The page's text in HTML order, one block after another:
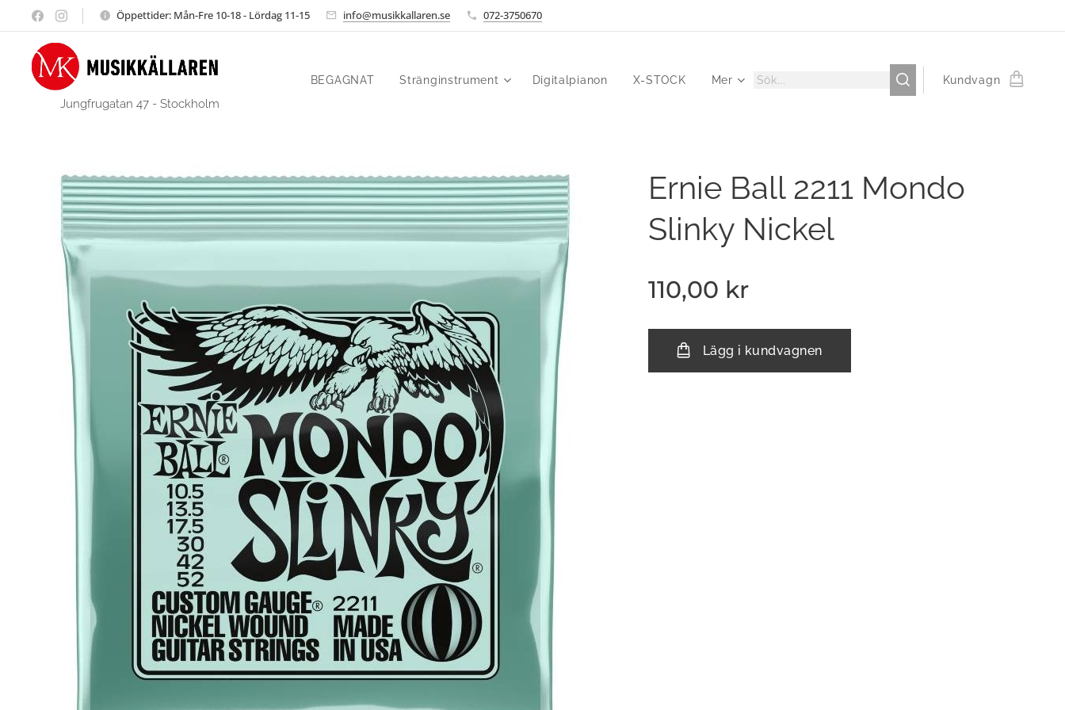
Öppettider: Mån-Fre 10-18 - Lördag 11-15 info@musikkallaren.se 072-3750670
Jungfrugatan 47 - Stockholm
BEGAGNAT Stränginstrument Digitalpianon X-STOCK Mer Kundvagn
Ernie Ball 2211 Mondo
Slinky Nickel
110,00 kr
Lägg i kundvagnen